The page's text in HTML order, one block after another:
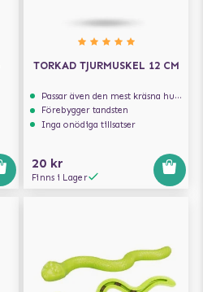
TORKAD TJURMUSKEL 12 CM
Passar även den mest kräsna hunden
Förebygger tandsten
Inga onödiga tillsatser
20 kr
Finns i Lager